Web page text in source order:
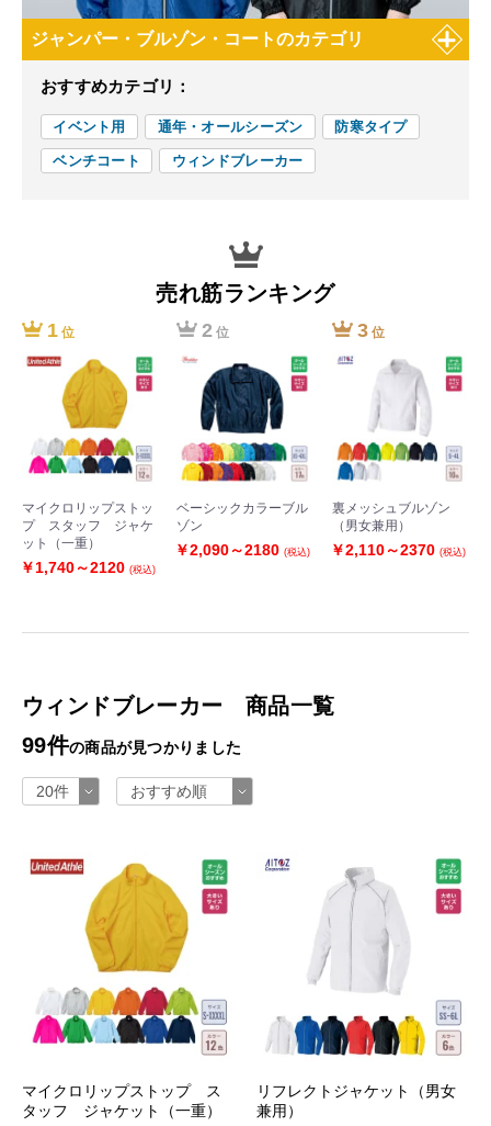
ジャンパー・ブルゾン・コートのカテゴリ
おすすめカテゴリ：
イベント用 通年・オールシーズン 防寒タイプ
ベンチコート ウィンドブレーカー
売れ筋ランキング
1位
マイクロリップストッ
プ スタッフ ジャケ
ット（一重）
￥1,740～2120 (税込)
2 位
ベーシックカラーブル
ゾン
￥2,090～2180(税込)
3位
裏メッシュブルゾン
（男女兼用）
￥2,110～2370 (税込)
ウィンドブレーカー 商品一覧
99件の商品が見つかりました
マイクロリップストップ ス
タッフ ジャケット（一重）
リフレクトジャケット（男女
兼用）